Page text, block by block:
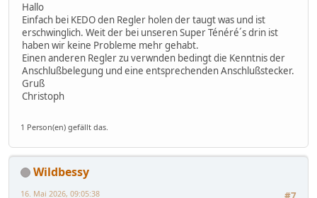
Hallo
Einfach bei KEDO den Regler holen der taugt was und ist
erschwinglich. Weit der bei unseren Super Ténéré´s drin ist
haben wir keine Probleme mehr gehabt.
Einen anderen Regler zu verwnden bedingt die Kenntnis der
Anschlußbelegung und eine entsprechenden Anschlußstecker.
Gruß
Christoph
1 Person(en) gefällt das.
Wildbessy
16. Mai 2026, 09:05:38